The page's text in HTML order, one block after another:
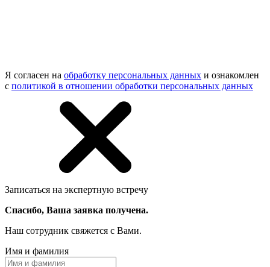
Я согласен на обработку персональных данных и ознакомлен
с политикой в отношении обработки персональных данных
Записаться на экспертную встречу
Спасибо, Ваша заявка получена.
Наш сотрудник свяжется с Вами.
Имя и фамилия